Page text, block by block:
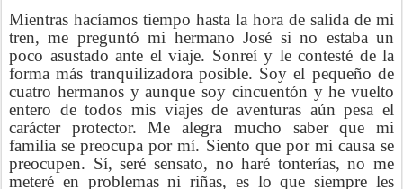
Mientras hacíamos tiempo hasta la hora de salida de mi
tren, me preguntó mi hermano José si no estaba un
poco asustado ante el viaje. Sonreí y le contesté de la
forma más tranquilizadora posible. Soy el pequeño de
cuatro hermanos y aunque soy cincuentón y he vuelto
entero de todos mis viajes de aventuras aún pesa el
carácter protector. Me alegra mucho saber que mi
familia se preocupa por mí. Siento que por mi causa se
preocupen. Sí, seré sensato, no haré tonterías, no me
meteré en problemas ni riñas, es lo que siempre les